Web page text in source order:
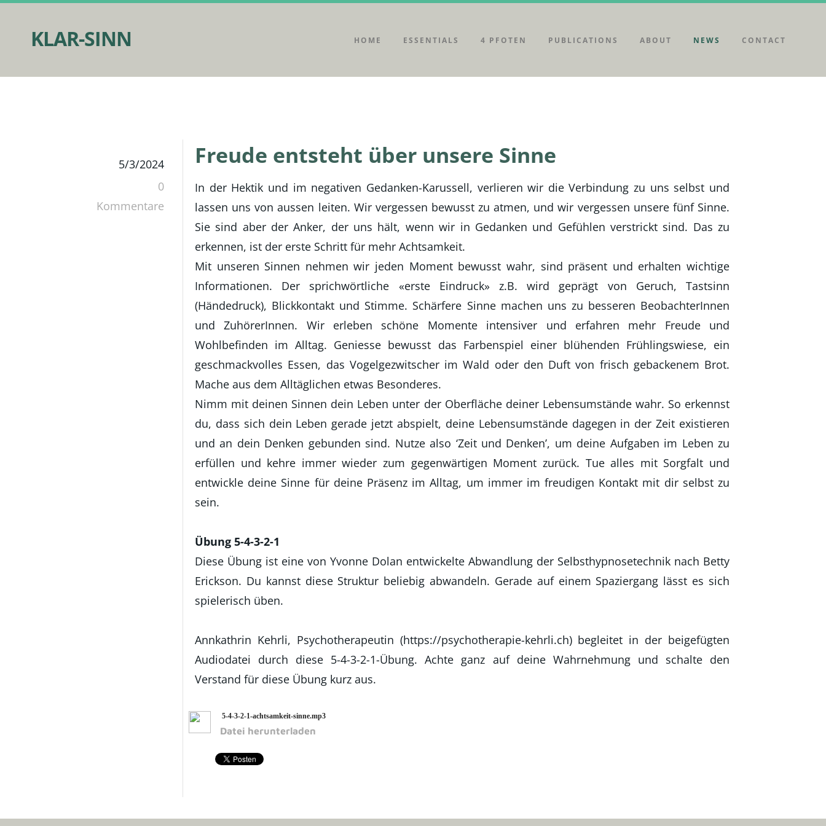
KLAR-SINN HOME ESSENTIALS 4 PFOTEN PUBLICATIONS ABOUT NEWS CONTACT
Freude entsteht über unsere Sinne
5/3/2024
0
Kommentare
​In der Hektik und im negativen Gedanken-Karussell, verlieren wir die Verbindung zu uns selbst und
lassen uns von aussen leiten. Wir vergessen bewusst zu atmen, und wir vergessen unsere fünf Sinne.
Sie sind aber der Anker, der uns hält, wenn wir in Gedanken und Gefühlen verstrickt sind. Das zu
erkennen, ist der erste Schritt für mehr Achtsamkeit.
Mit unseren Sinnen nehmen wir jeden Moment bewusst wahr, sind präsent und erhalten wichtige
Informationen. Der sprichwörtliche «erste Eindruck» z.B. wird geprägt von Geruch, Tastsinn
(Händedruck), Blickkontakt und Stimme. Schärfere Sinne machen uns zu besseren BeobachterInnen
und ZuhörerInnen. Wir erleben schöne Momente intensiver und erfahren mehr Freude und
Wohlbefinden im Alltag. Geniesse bewusst das Farbenspiel einer blühenden Frühlingswiese, ein
geschmackvolles Essen, das Vogelgezwitscher im Wald oder den Duft von frisch gebackenem Brot.
Mache aus dem Alltäglichen etwas Besonderes.
Nimm mit deinen Sinnen dein Leben unter der Oberfläche deiner Lebensumstände wahr. So erkennst
du, dass sich dein Leben gerade jetzt abspielt, deine Lebensumstände dagegen in der Zeit existieren
und an dein Denken gebunden sind. Nutze also ‘Zeit und Denken’, um deine Aufgaben im Leben zu
erfüllen und kehre immer wieder zum gegenwärtigen Moment zurück. Tue alles mit Sorgfalt und
entwickle deine Sinne für deine Präsenz im Alltag, um immer im freudigen Kontakt mit dir selbst zu
sein.
Übung 5-4-3-2-1
Diese Übung ist eine von Yvonne Dolan entwickelte Abwandlung der Selbsthypnosetechnik nach Betty
Erickson. Du kannst diese Struktur beliebig abwandeln. Gerade auf einem Spaziergang lässt es sich
spielerisch üben.
Annkathrin Kehrli, Psychotherapeutin (https://psychotherapie-kehrli.ch) begleitet in der beigefügten
Audiodatei durch diese 5-4-3-2-1-Übung.Achte ganz auf deine Wahrnehmung und schalte den
Verstand für diese Übung kurz aus.
5-4-3-2-1-achtsamkeit-sinne.mp3
Datei herunterladen